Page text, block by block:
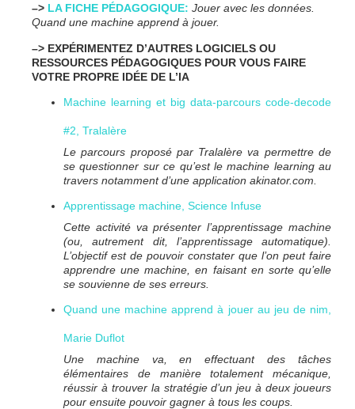
–> LA FICHE PÉDAGOGIQUE: Jouer avec les données.
Quand une machine apprend à jouer.
–> EXPÉRIMENTEZ D’AUTRES LOGICIELS OU
RESSOURCES PÉDAGOGIQUES POUR VOUS FAIRE
VOTRE PROPRE IDÉE DE L’IA
Machine learning et big data-parcours code-decode
#2, Tralalère
Le parcours proposé par Tralalère va permettre de
se questionner sur ce qu’est le machine learning au
travers notamment d’une application akinator.com.
Apprentissage machine, Science Infuse
Cette activité va présenter l’apprentissage machine
(ou, autrement dit, l’apprentissage automatique).
L’objectif est de pouvoir constater que l’on peut faire
apprendre une machine, en faisant en sorte qu’elle
se souvienne de ses erreurs.
Quand une machine apprend à jouer au jeu de nim,
Marie Duflot
Une machine va, en effectuant des tâches
élémentaires de manière totalement mécanique,
réussir à trouver la stratégie d’un jeu à deux joueurs
pour ensuite pouvoir gagner à tous les coups.